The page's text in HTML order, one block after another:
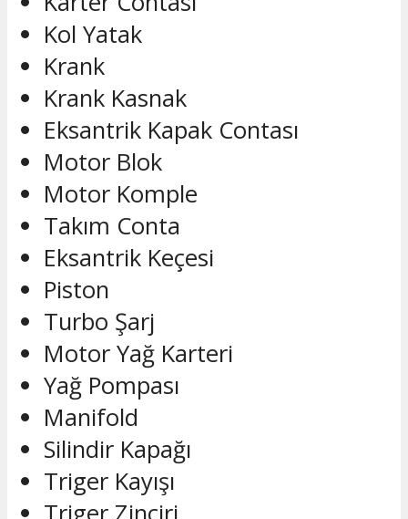
Kol Yatak
Krank
Krank Kasnak
Eksantrik Kapak Contası
Motor Blok
Motor Komple
Takım Conta
Eksantrik Keçesi
Piston
Turbo Şarj
Motor Yağ Karteri
Yağ Pompası
Manifold
Silindir Kapağı
Triger Kayışı